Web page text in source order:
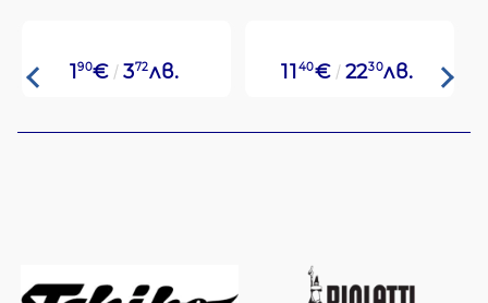
190€ 372лв. 11 40€ 2230лв.